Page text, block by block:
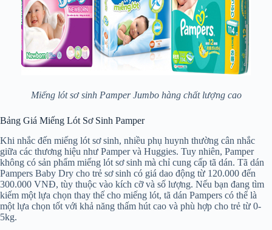
Miếng lót sơ sinh Pamper Jumbo hàng chất lượng cao
Bảng Giá Miếng Lót Sơ Sinh Pamper
Khi nhắc đến miếng lót sơ sinh, nhiều phụ huynh thường cân nhắc
giữa các thương hiệu như Pamper và Huggies. Tuy nhiên, Pamper
không có sản phẩm miếng lót sơ sinh mà chỉ cung cấp tã dán. Tã dán
Pampers Baby Dry cho trẻ sơ sinh có giá dao động từ 120.000 đến
300.000 VNĐ, tùy thuộc vào kích cỡ và số lượng. Nếu bạn đang tìm
kiếm một lựa chọn thay thế cho miếng lót, tã dán Pampers có thể là
một lựa chọn tốt với khả năng thấm hút cao và phù hợp cho trẻ từ 0-
5kg.